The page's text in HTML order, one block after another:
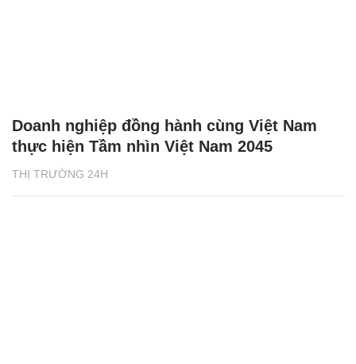
THỊ TRƯỜNG 24H
Doanh nghiệp đồng hành cùng Việt Nam
thực hiện Tầm nhìn Việt Nam 2045